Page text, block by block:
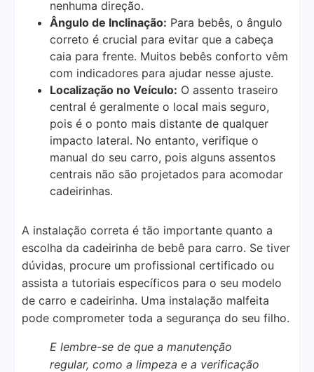
nenhuma direção.
Ângulo de Inclinação: Para bebês, o ângulo
correto é crucial para evitar que a cabeça
caia para frente. Muitos bebês conforto vêm
com indicadores para ajudar nesse ajuste.
Localização no Veículo: O assento traseiro
central é geralmente o local mais seguro,
pois é o ponto mais distante de qualquer
impacto lateral. No entanto, verifique o
manual do seu carro, pois alguns assentos
centrais não são projetados para acomodar
cadeirinhas.
A instalação correta é tão importante quanto a
escolha da cadeirinha de bebê para carro. Se tiver
dúvidas, procure um profissional certificado ou
assista a tutoriais específicos para o seu modelo
de carro e cadeirinha. Uma instalação malfeita
pode comprometer toda a segurança do seu filho.
E lembre-se de que a manutenção
regular, como a limpeza e a verificação